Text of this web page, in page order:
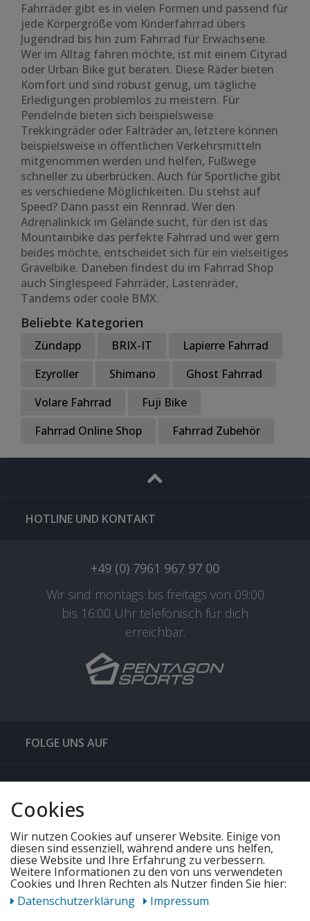
Fahrräder gibt es in vielen Formen und passend für
jede Körpergröße vom Kinderfahrrad übers
Jugendrad bis hin zum Fahrrad für Erwachsene.
Wer im Alltag fahren möchte, ist mit einem Cityrad
oder Urban Bike gut beraten. Diese Räder bieten
Komfort und sind robust genug, um tägliche
Erledigungen problemlos zu meistern. Für
Pendelnde bieten sich beispielsweise
Trekkingräder oder Falträder an, letztere können
beispielsweise in öffentlichen Verkehrsmitteln
mitgenommen werden und helfen, Fußwege
schneller zu überbrücken. Auch für Sportliche gibt
es verschiedene Möglichkeiten. Du stehst auf
Speed? Dann passt ein Rennrad. Wer den
Adrenalinkick im Gelände sucht, für den ist das
Mountainbike das perfekte Fahrrad und wer gern
beides möchte, entscheidet sich für ein vielseitiges
Gravelbike. Daneben findest du im Fahrrad Shop
auch Singlespeed Fahrräder, Lastenräder,
Tandems oder coole BMX.
Beliebte Kategorien
Zündapp BRIX-IT
Lapierre Fahrrad
Ezyroller
Shimano
Ghost Fahrrad
Volare Fahrrad
Fuji Bike
Fahrrad Online Shop
Fahrrad Zubehör
HOTLINE UND KONTAKT
+49 (0) 7961 967 97 00
Wir sind montags bis freitags von 09:00
bis 16:00 Uhr telefonisch für dich
erreichbar.
FOLGE UNS AUF
QUICKLINKS & TIPPS
UNSERE ANGEBOTE
Cookies
Wir nutzen Cookies auf unserer Website. Einige von
diesen sind essenziell, während andere uns helfen,
diese Website und Ihre Erfahrung zu verbessern.
Weitere Informationen zu den von uns verwendeten
Cookies und Ihren Rechten als Nutzer finden Sie hier:
Daten­schutz­erklärung
Impressum